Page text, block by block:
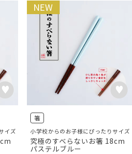
イズ
NEW
箸
小学校からのお子様にぴったりサイズ
究極のすべらないお箸 18cm
パステルブルー